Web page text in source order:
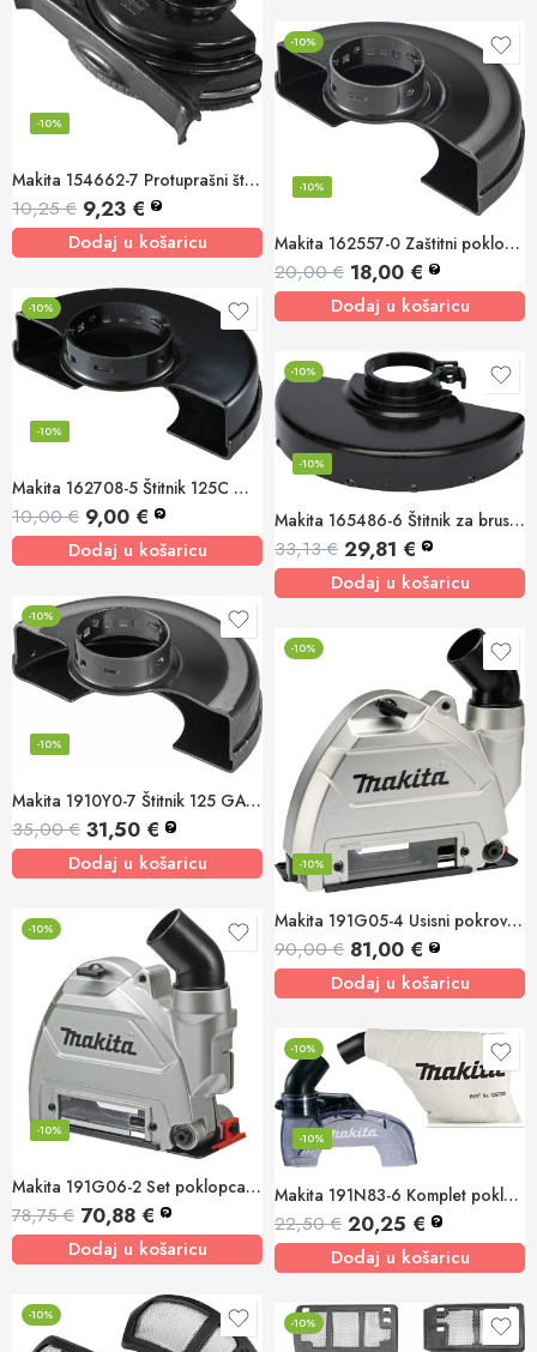
Makita 154662-7 Protuprašni štitnik
-10%
10,25€ 9,23 € ?
Dodaj u košaricu
-10%
Makita 162557-0 Zaštitni poklopac rezne ploče 125mm XGT
-10%
20,00€ 18,00 € ?
Dodaj u košaricu
-10%
Makita 162708-5 Štitnik 125C GA519D
-10%
10,00€ 9,00 € ?
Dodaj u košaricu
-10%
Makita 165486-6 Štitnik za brusilicu 150mm
-10%
33,13€ 29,81 € ?
Dodaj u košaricu
-10%
Makita 1910Y0-7 Štitnik 125 GA5090, GA5091, GA5092
-10%
35,00€ 31,50 € ?
Dodaj u košaricu
-10%
Makita 191G05-4 Usisni pokrov za kutnu brusilicu X-LOCK
-10%
90,00€ 81,00 € ?
Dodaj u košaricu
-10%
Makita 191G06-2 Set poklopca za prikupljanje prašine 125mm XGT
-10%
78,75€ 70,88 € ?
Dodaj u košaricu
-10%
Makita 191N83-6 Komplet poklopca za prikupljanje prašine DCC500
-10%
22,50€ 20,25 € ?
Dodaj u košaricu
-10%
-10%